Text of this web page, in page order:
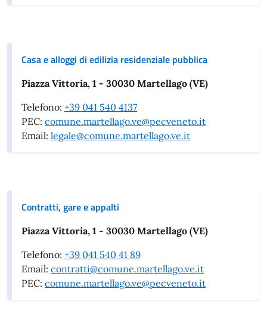
Casa e alloggi di edilizia residenziale pubblica
Piazza Vittoria, 1 - 30030 Martellago (VE)
Telefono: +39 041 540 4137
PEC: comune.martellago.ve@pecveneto.it
Email: legale@comune.martellago.ve.it
Contratti, gare e appalti
Piazza Vittoria, 1 - 30030 Martellago (VE)
Telefono: +39 041 540 41 89
Email: contratti@comune.martellago.ve.it
PEC: comune.martellago.ve@pecveneto.it